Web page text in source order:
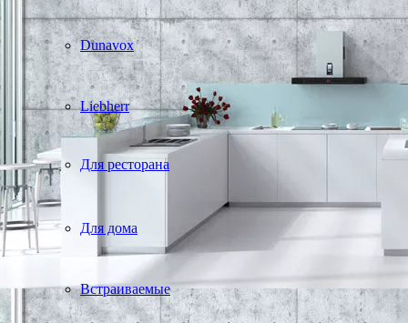
Dunavox
Liebherr
Для ресторана
Для дома
Встраиваемые